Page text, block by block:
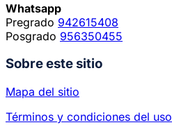
Whatsapp
Pregrado 942615408
Posgrado 956350455
Sobre este sitio
Mapa del sitio
Términos y condiciones del uso